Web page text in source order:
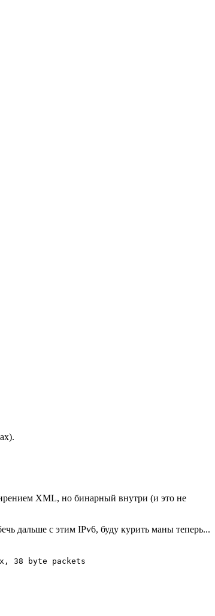
XML, но бинарный внутри (и это не
дальше с этим IPv6, буду курить маны теперь...
38 byte packets